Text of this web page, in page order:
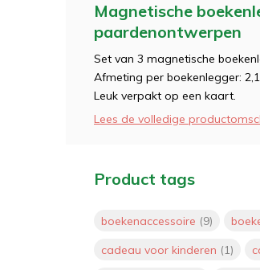
Magnetische
paardenontwerpen
Set van 3 magnetische
Afmeting per boekenlegger:
Leuk verpakt op een kaart.
Lees de volledige
Product tags
boekenaccessoire (9)
cadeau voor kinderen (1)